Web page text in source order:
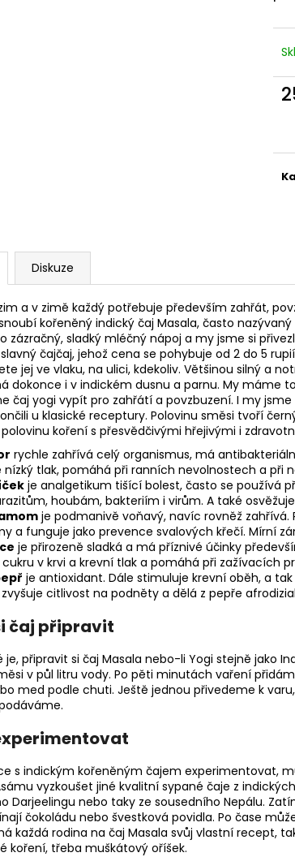
Diskuze
a v zimě každý potřebuje především zahřát,
kořeněný indický čaj Masala, často
zázračný, sladký mléčný nápoj a my jsme si
čajčaj, jehož cena se pohybuje od 2 do 5
jej ve vlaku, na ulici, kdekoliv. Většinou silný a
dokonce i v indickém dusnu a parnu. My máme
čaj yogi vypít pro zahřátí a povzbuzení. I my
u klasické receptury. Polovinu směsi tvoří
koření s přesvědčivými hřejivými i
rychle zahřívá celý organismus, má
nízký tlak, pomáhá při ranních nevolnostech a při
je analgetikum tišící bolest, často se používá
houbám, bakteriím i virům. A také
je podmanivě voňavý, navíc rovněž
a funguje jako prevence svalových křečí. Mírní
je přirozeně sladká a má příznivé účinky
v krvi a krevní tlak a pomáhá při zažívacích
je antioxidant. Dále stimuluje krevní oběh, a
citlivost na podněty a dělá z pepře
čaj připravit
je, připravit si čaj Masala nebo-li Yogi stejně jako
v půl litru vody. Po pěti minutách vaření
med podle chuti. Ještě jednou přivedeme k
s indickým kořeněným čajem experimentovat,
vyzkoušet jiné kvalitní sypané čaje z
Darjeelingu nebo taky ze sousedního Nepálu.
čokoládu nebo švestková povidla. Po čase
každá rodina na čaj Masala svůj vlastní recept,
koření, třeba muškátový oříšek.